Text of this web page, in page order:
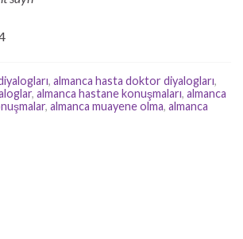
, almanca hasta doktor diyalogları,
, almanca hastane konuşmaları, almanca
, almanca muayene olma, almanca